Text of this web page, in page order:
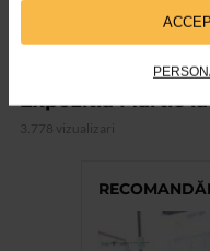
ARTELE SPECTACOLULUI
Expozitia Martie
3.778 vizualizari